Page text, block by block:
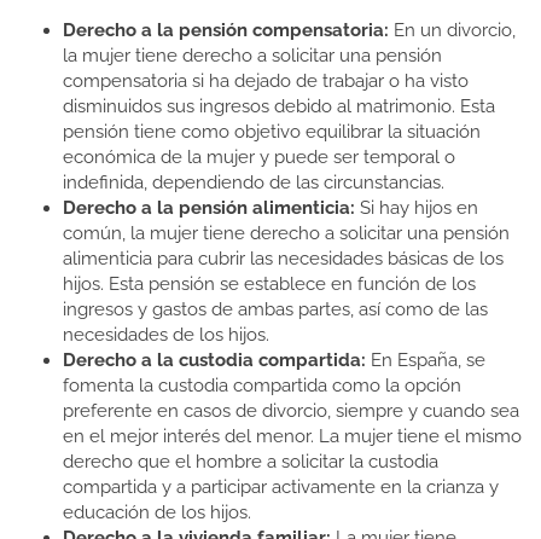
Derecho a la pensión compensatoria: En un divorcio,
la mujer tiene derecho a solicitar una pensión
compensatoria si ha dejado de trabajar o ha visto
disminuidos sus ingresos debido al matrimonio. Esta
pensión tiene como objetivo equilibrar la situación
económica de la mujer y puede ser temporal o
indefinida, dependiendo de las circunstancias.
Derecho a la pensión alimenticia: Si hay hijos en
común, la mujer tiene derecho a solicitar una pensión
alimenticia para cubrir las necesidades básicas de los
hijos. Esta pensión se establece en función de los
ingresos y gastos de ambas partes, así como de las
necesidades de los hijos.
Derecho a la custodia compartida: En España, se
fomenta la custodia compartida como la opción
preferente en casos de divorcio, siempre y cuando sea
en el mejor interés del menor. La mujer tiene el mismo
derecho que el hombre a solicitar la custodia
compartida y a participar activamente en la crianza y
educación de los hijos.